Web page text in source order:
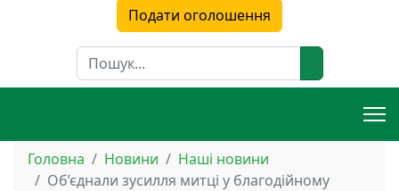
Подати оголошення
Пошук
Головна Новини
Наші новини
Об’єднали зусилля митці у благодійному